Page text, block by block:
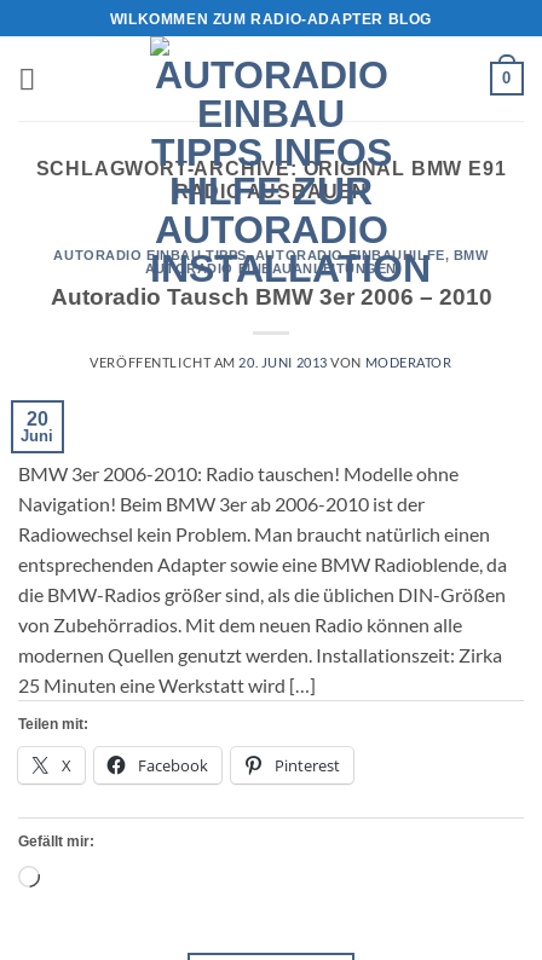
Inhalt
springen
WILKOMMEN ZUM RADIO-ADAPTER BLOG
0
SCHLAGWORT-ARCHIVE:ORIGINAL BMW E91
RADIO AUSBAUEN
AUTORADIO EINBAU TIPPS,AUTORADIO EINBAUHILFE, BMW
AUTORADIO EINBAUANLEITUNGEN
Autoradio Tausch BMW 3er 2006 – 2010
VERÖFFENTLICHT AM 20. JUNI 2013 VON MODERATOR
20
Juni
BMW 3er 2006-2010: Radio tauschen! Modelle ohne
Navigation! Beim BMW 3er ab 2006-2010 ist der
Radiowechsel kein Problem. Man braucht natürlich einen
entsprechenden Adapter sowie eine BMW Radioblende, da
die BMW-Radios größer sind, als die üblichen DIN-Größen
von Zubehörradios. Mit dem neuen Radio können alle
modernen Quellen genutzt werden. Installationszeit: Zirka
25 Minuten eine Werkstatt wird […]
Teilen mit:
X Facebook Pinterest
Gefällt mir:
Wird